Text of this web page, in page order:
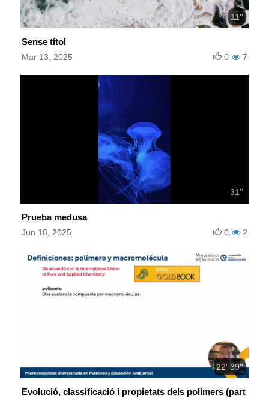
11''
Sense títol
Mar 13, 2025 7
0
31''
Prueba medusa
Jun 18, 2025 2
0
22' 39''
Evolució, classificació i propietats dels polímers (part